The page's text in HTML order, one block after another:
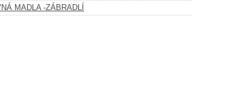
MADLA -ZÁBRADLÍ